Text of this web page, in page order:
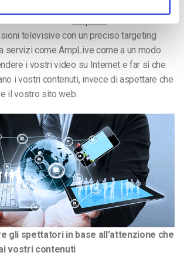
comeAmpLivecreano un
televisive con un preciso targeting
servizi come AmpLive come a un modo
i vostri video su Internet e far sì che
i vostri contenuti, invece di aspettare che
il vostro sito web.
gli spettatori in base all’attenzione che
vostri contenuti